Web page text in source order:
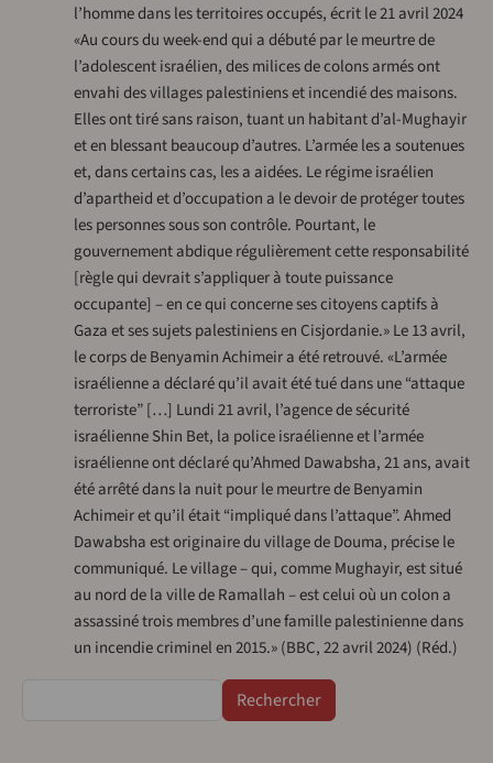
l’homme dans les territoires occupés, écrit le 21 avril 2024
«Au cours du week-end qui a débuté par le meurtre de
l’adolescent israélien, des milices de colons armés ont
envahi des villages palestiniens et incendié des maisons.
Elles ont tiré sans raison, tuant un habitant d’al-Mughayir
et en blessant beaucoup d’autres. L’armée les a soutenues
et, dans certains cas, les a aidées. Le régime israélien
d’apartheid et d’occupation a le devoir de protéger toutes
les personnes sous son contrôle. Pourtant, le
gouvernement abdique régulièrement cette responsabilité
[règle qui devrait s’appliquer à toute puissance
occupante] – en ce qui concerne ses citoyens captifs à
Gaza et ses sujets palestiniens en Cisjordanie.» Le 13 avril,
le corps de Benyamin Achimeir a été retrouvé. «L’armée
israélienne a déclaré qu’il avait été tué dans une “attaque
terroriste” […] Lundi 21 avril, l’agence de sécurité
israélienne Shin Bet, la police israélienne et l’armée
israélienne ont déclaré qu’Ahmed Dawabsha, 21 ans, avait
été arrêté dans la nuit pour le meurtre de Benyamin
Achimeir et qu’il était “impliqué dans l’attaque”. Ahmed
Dawabsha est originaire du village de Douma, précise le
communiqué. Le village – qui, comme Mughayir, est situé
au nord de la ville de Ramallah – est celui où un colon a
assassiné trois membres d’une famille palestinienne dans
un incendie criminel en 2015.» (BBC, 22 avril 2024) (Réd.)